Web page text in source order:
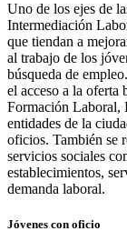
Uno de los ejes de
Intermediación
que tiendan a
al trabajo de los
búsqueda de
el acceso a la oferta
Formación Laboral,
entidades de la
oficios. También se
servicios sociales
establecimientos,
demanda laboral.
Jóvenes con oficio